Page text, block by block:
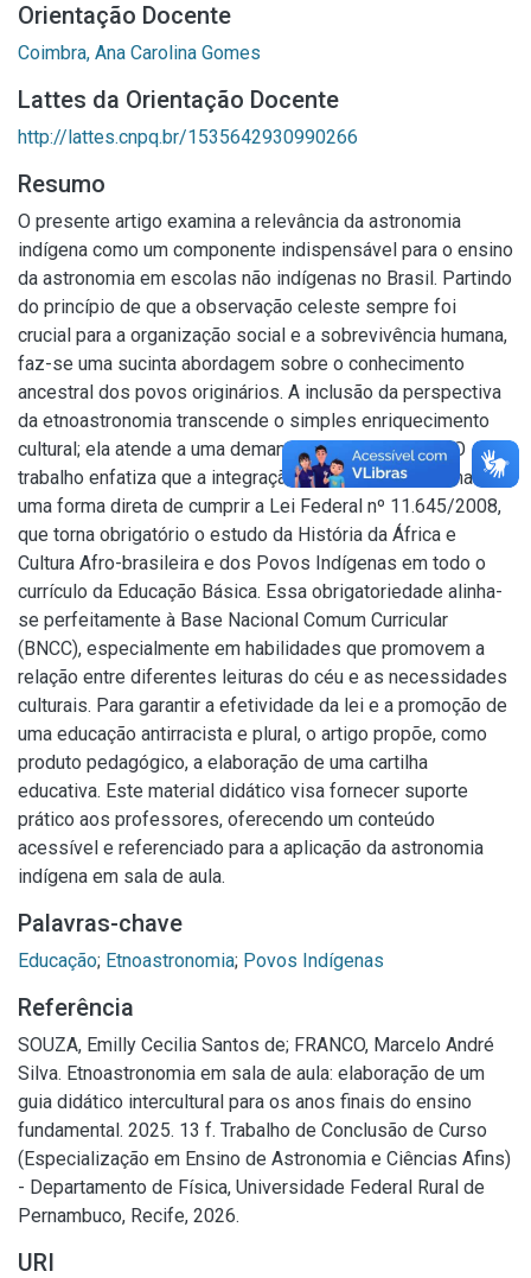
Orientação Docente
Coimbra, Ana Carolina Gomes
Lattes da Orientação Docente
http://lattes.cnpq.br/1535642930990266
Resumo
O presente artigo examina a relevância da astronomia
indígena como um componente indispensável para o ensino
da astronomia em escolas não indígenas no Brasil. Partindo
do princípio de que a observação celeste sempre foi
crucial para a organização social e a sobrevivência humana,
faz-se uma sucinta abordagem sobre o conhecimento
ancestral dos povos originários. A inclusão da perspectiva
da etnoastronomia transcende o simples enriquecimento
cultural; ela atende a uma demanda legal e curricular. O
trabalho enfatiza que a integração da temática indígena é
uma forma direta de cumprir a Lei Federal nº 11.645/2008,
que torna obrigatório o estudo da História da África e
Cultura Afro-brasileira e dos Povos Indígenas em todo o
currículo da Educação Básica. Essa obrigatoriedade alinha-
se perfeitamente à Base Nacional Comum Curricular
(BNCC), especialmente em habilidades que promovem a
relação entre diferentes leituras do céu e as necessidades
culturais. Para garantir a efetividade da lei e a promoção de
uma educação antirracista e plural, o artigo propõe, como
produto pedagógico, a elaboração de uma cartilha
educativa. Este material didático visa fornecer suporte
prático aos professores, oferecendo um conteúdo
acessível e referenciado para a aplicação da astronomia
indígena em sala de aula.
Palavras-chave
Educação; Etnoastronomia; Povos Indígenas
Referência
SOUZA, Emilly Cecilia Santos de; FRANCO, Marcelo André
Silva. Etnoastronomia em sala de aula: elaboração de um
guia didático intercultural para os anos finais do ensino
fundamental. 2025. 13 f. Trabalho de Conclusão de Curso
(Especialização em Ensino de Astronomia e Ciências Afins)
- Departamento de Física, Universidade Federal Rural de
Pernambuco, Recife, 2026.
URI